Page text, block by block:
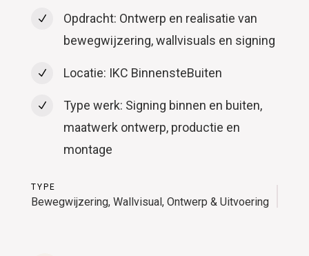
N
Opdracht: Ontwerp en realisatie van
bewegwijzering, wallvisuals en signing
N Locatie: IKC BinnensteBuiten
N
Type werk: Signing binnen en buiten,
maatwerk ontwerp, productie en
montage
TYPE
Bewegwijzering, Wallvisual, Ontwerp & Uitvoering